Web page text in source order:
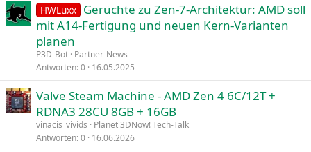
HWLuxx Gerüchte zu Zen-7-Architektur: AMD soll
mit A14-Fertigung und neuen Kern-Varianten
planen
P3D-Bot Partner-News
Antworten 0 16.05.2025
Valve Steam Machine - AMD Zen 4 6C/12T +
RDNA3 28CU 8GB + 16GB
vinacis_vivids
Planet 3DNow! Tech-Talk
Antworten 0 16.06.2026